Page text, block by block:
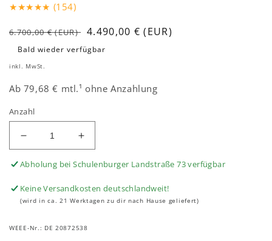
★★★★★ (154)
Normaler
Preis
6.700,00 € (EUR) Verkaufspreis
4.490,00 € (EUR)
Bald wieder verfügbar
inkl. MwSt.
Ab 79,68 € mtl.¹ ohne Anzahlung
Anzahl
Verringere
die
Menge
SEAT
MÓ
Elektroroller
Erhöhe
die
Menge
SEAT
MÓ
Elektroroller
Abholung bei Schulenburger Landstraße 73 verfügbar
Keine Versandkosten deutschlandweit!
(wird in ca. 21 Werktagen zu dir nach Hause geliefert)
WEEE-Nr.: DE 20872538